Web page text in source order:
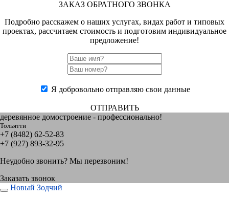
ЗАКАЗ ОБРАТНОГО ЗВОНКА
Подробно расскажем о наших услугах, видах работ и типовых
проектах, рассчитаем стоимость и подготовим индивидуальное
предложение!
Я добровольно отправляю свои данные
ОТПРАВИТЬ
деревянное домостроение - профессионально!
Тольятти
+7 (8482) 62-52-83
+7 (927) 893-32-95
Неудобно звонить? Мы перезвоним!
Заказать звонок
Новый Зодчий